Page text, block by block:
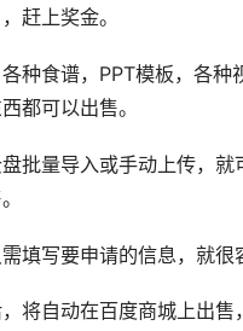
赶上奖金。
种食谱，PPT模板，各种
都可以出售。
批量导入或手动上传，就
需填写要申请的信息，就很
将自动在百度商城上出售